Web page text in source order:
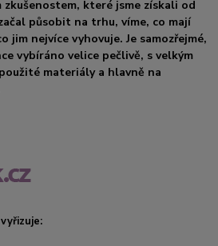
které jsme získali od
působit na trhu, víme, co mají
jim nejvíce vyhovuje. Je samozřejmé,
vybíráno velice pečlivě, s velkým
materiály a hlavně na